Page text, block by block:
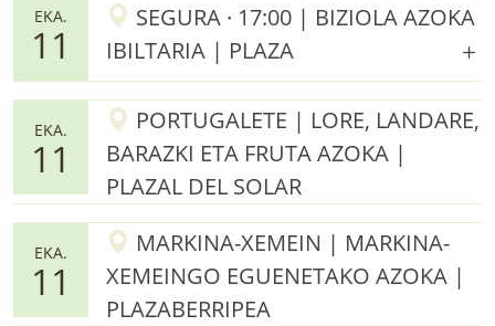
EKA.
11
SEGURA · 17:00 | BIZIOLA AZOKA
IBILTARIA | PLAZA
EKA.
11
PORTUGALETE | LORE, LANDARE,
BARAZKI ETA FRUTA AZOKA |
PLAZAL DEL SOLAR
EKA.
11
MARKINA-XEMEIN | MARKINA-
XEMEINGO EGUENETAKO AZOKA |
PLAZABERRIPEA